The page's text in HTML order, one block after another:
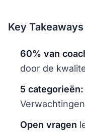
Key Takeaways
60% van
door de
5 categorieën:
Open vragen